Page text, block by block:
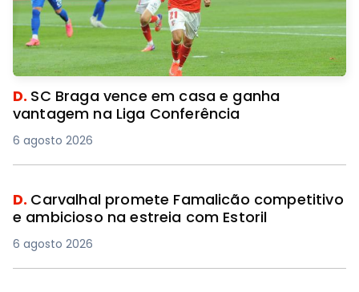
D. SC Braga vence em casa e ganha
vantagem na Liga Conferência
6 agosto 2026
D. Carvalhal promete Famalicão competitivo
e ambicioso na estreia com Estoril
6 agosto 2026